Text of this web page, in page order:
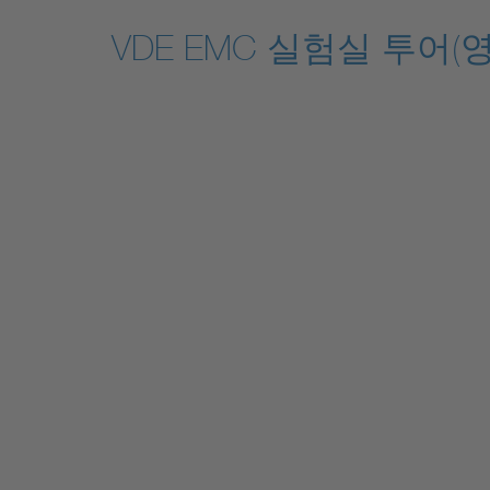
VDE EMC 실험실 투어(